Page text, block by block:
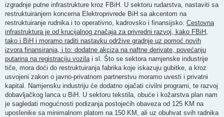
izgradnje putne infrastrukture kroz FBiH. U sektoru rudarstva, nastaviti sa
restruktuiranjem koncerna Elektroprivrede BiH sa akcentom na
restruktuiranje rudnika i to operativno, kadrovsko i finansijsko. Cestovna
infrastruktura je od krucijalnog značaja za privredni razvoj, kako FBiH,
tako i BiH i moramo raditi nastavku održive gradnje uz pomoć novih
izvora finansiranja, i to: dodatne akciza na naftne derivate, povećanju
putarina na registraciju vozila i sl. Što se sektora namjenske industrije
tiče, mora doći do restruktuiranja fabrika koje iskazuju gubitke, a kroz
usvojeni zakon o javno-privatnom partnerstvu moramo uvesti i privatni
kapital. Namjensku industriju će dodatno ojačati civilni programi, te razvoj
dobavljačkog lanca u BiH. U sektoru tekstila, obuće i kožarstva plan nam
je sagledati mogućnosti podizanja postojećih obaveza od 125 KM na
uposlenike sa minimalnom platom na 150 KM, ali uz obuhvat svih radnika